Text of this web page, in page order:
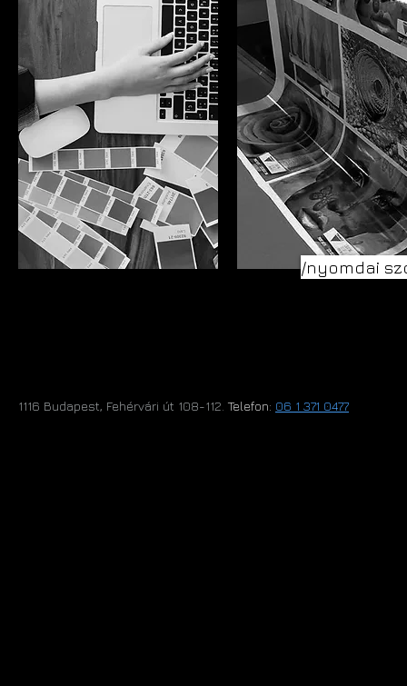
/nyomdai
1116 Budapest, Fehérvári út 108-112.​ Telefon: 06 1 371 0477